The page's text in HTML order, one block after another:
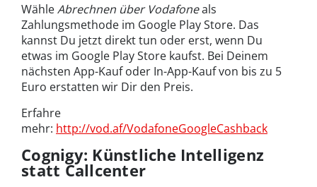
WähleAbrechnen über Vodafoneals
Zahlungsmethode im Google Play Store. Das
kannst Du jetzt direkt tun oder erst, wenn Du
etwas im Google Play Store kaufst. Bei Deinem
nächsten App-Kauf oder In-App-Kauf von bis zu 5
Euro erstatten wir Dir den Preis.
Erfahre
mehr: http://vod.af/VodafoneGoogleCashback
Cognigy: Künstliche Intelligenz
statt Callcenter